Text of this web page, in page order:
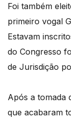
Foi também
primeiro vogal
Estavam
do Congresso
de Jurisdição
Após a tomada
que acabaram